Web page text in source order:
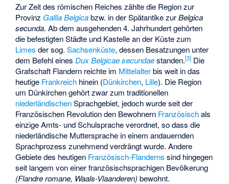
Zur Zeit des römischen Reiches zählte die Region zur
Provinz Gallia Belgicabzw. in der Spätantike zurBelgica
secunda. Ab dem ausgehenden 4. Jahrhundert gehörten
die befestigten Städte und Kastelle an der Küste zum
Limes der sog.Sachsenküste, dessen Besatzungen unter
dem Befehl einesDux Belgicae secundaestanden.[3] Die
Grafschaft Flandern reichte im Mittelalterbis weit in das
heutige Frankreich hinein (Dünkirchen, Lille). Die Region
um Dünkirchen gehört zwar zum traditionellen
niederländischenSprachgebiet, jedoch wurde seit der
Französischen Revolution den Bewohnern Französischals
einzige Amts- und Schulsprache verordnet, so dass die
niederländische Muttersprache in einem andauernden
Sprachprozess zunehmend verdrängt wurde. Andere
Gebiete des heutigen Französisch-Flanderns sind hingegen
seit langem von einer französischsprachigen Bevölkerung
(Flandre romane, Waals-Vlaanderen)bewohnt.